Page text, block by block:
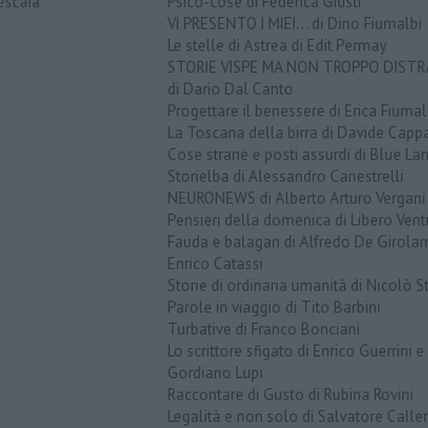
VI PRESENTO I MIEI... di Dino Fiumalbi
Le stelle di Astrea di Edit Permay
STORIE VISPE MA NON TROPPO
di Dario Dal Canto
Progettare il benessere di Erica
La Toscana della birra di Davide
Cose strane e posti assurdi di Blue
Storielba di Alessandro Canestrelli
NEURONEWS di Alberto Arturo Vergani
Pensieri della domenica di Libero
Fauda e balagan di Alfredo De
Enrico Catassi
Storie di ordinaria umanità di Nicolò
Parole in viaggio di Tito Barbini
Turbative di Franco Bonciani
Lo scrittore sfigato di Enrico Guerrini e
Gordiano Lupi
Raccontare di Gusto di Rubina Rovini
Legalità e non solo di Salvatore